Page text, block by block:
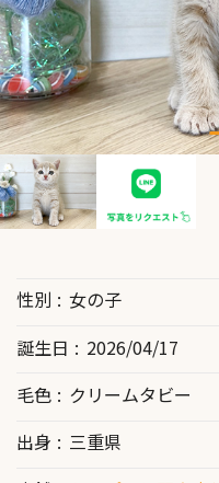
性別
女の子
誕生日
2026/04/17
毛色
クリームタビー
出身
三重県